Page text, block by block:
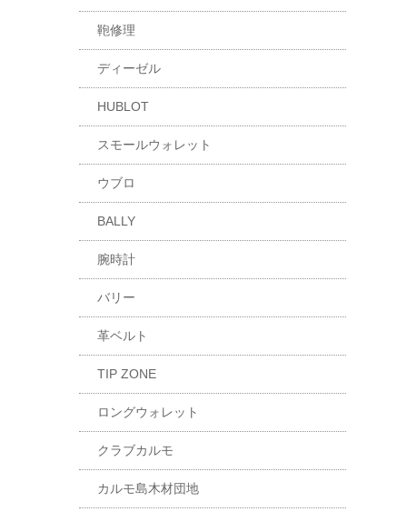
鞄修理
ディーゼル
HUBLOT
スモールウォレット
ウブロ
BALLY
腕時計
バリー
革ベルト
TIP ZONE
ロングウォレット
クラブカルモ
カルモ島木材団地